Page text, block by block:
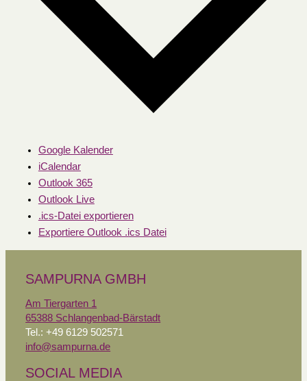
Google Kalender
iCalendar
Outlook 365
Outlook Live
.ics-Datei exportieren
Exportiere Outlook .ics Datei
SAMPURNA GMBH
Am Tiergarten 1
65388 Schlangenbad-Bärstadt
Tel.: +49 6129 502571
info@sampurna.de
SOCIAL MEDIA